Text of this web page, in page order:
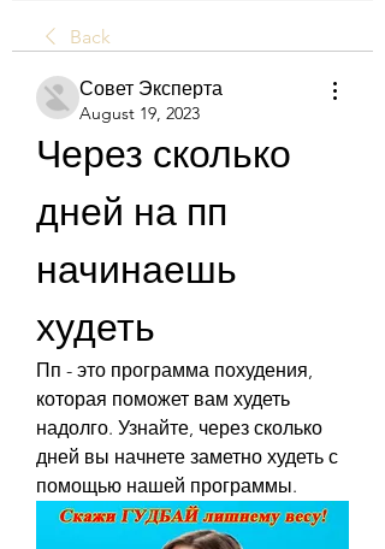
Back
Совет Эксперта
August 19, 2023
Через сколько
дней на пп
начинаешь
худеть
Пп - это программа похудения,
которая поможет вам худеть
надолго. Узнайте, через сколько
дней вы начнете заметно худеть с
помощью нашей программы.